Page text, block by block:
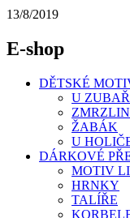
13/8/2019
E-shop
DĚTSKÉ
U
ŽABÁK
U
DÁRKOVÉ
MOTIV
HRNKY
TALÍŘE